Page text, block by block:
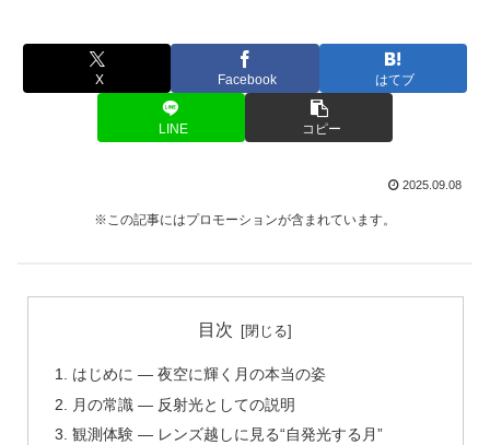
X Facebook はてブ
LINE コピー
2025.09.08
※この記事にはプロモーションが含まれています。
目次
はじめに ― 夜空に輝く月の本当の姿
月の常識 ― 反射光としての説明
観測体験 ― レンズ越しに見る“自発光する月”